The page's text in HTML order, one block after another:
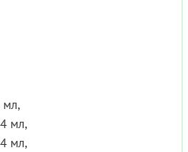
мл,
мл,
мл,